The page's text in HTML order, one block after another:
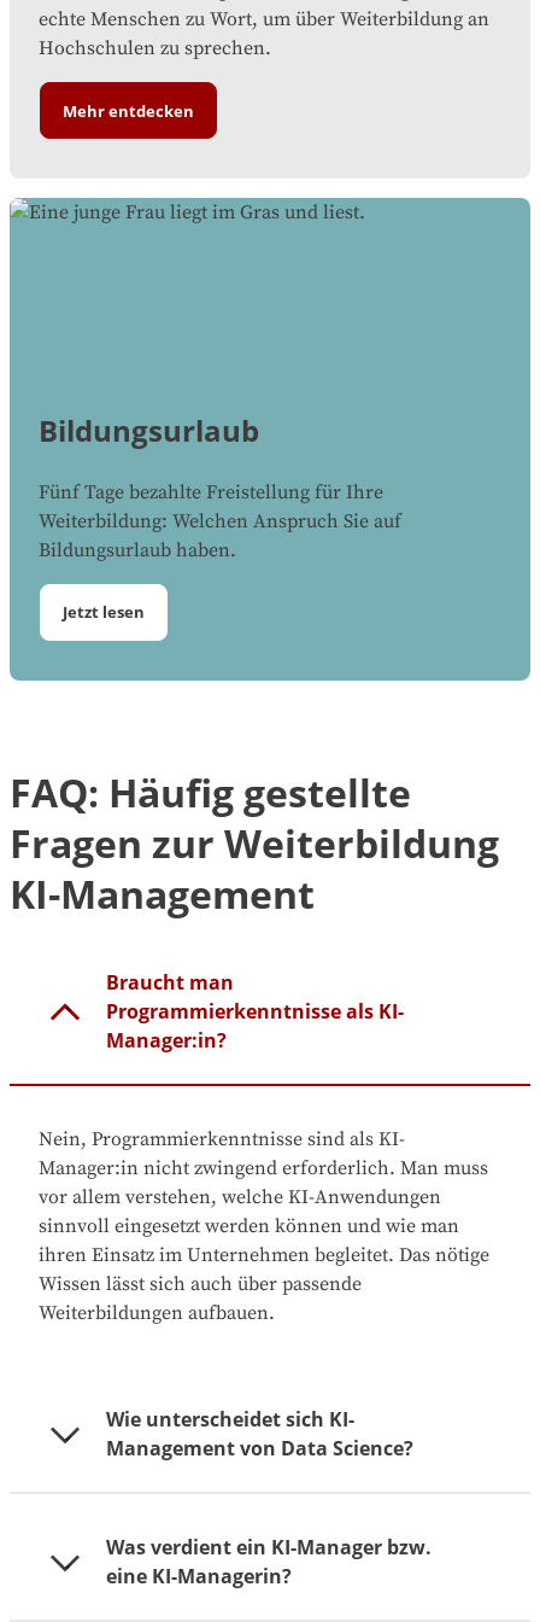
echte Menschen zu Wort, um über Weiterbildung an
Hochschulen zu sprechen.
Mehr entdecken
Bildungsurlaub
Fünf Tage bezahlte Freistellung für Ihre
Weiterbildung: Welchen Anspruch Sie auf
Bildungsurlaub haben.
Jetzt lesen
FAQ: Häufig gestellte
Fragen zur Weiterbildung
KI-Management
Braucht man
Programmierkenntnisse als KI-
Manager:in?
Nein, Programmierkenntnisse sind als KI-
Manager:in nicht zwingend erforderlich. Man muss
vor allem verstehen, welche KI-Anwendungen
sinnvoll eingesetzt werden können und wie man
ihren Einsatz im Unternehmen begleitet. Das nötige
Wissen lässt sich auch über passende
Weiterbildungen aufbauen.
Wie unterscheidet sich KI-
Management von Data Science?
KI-Management und Data Science sind
unterschiedliche Aufgaben im KI-Projekt. Data
Was verdient ein KI-Manager bzw.
eine KI-Managerin?